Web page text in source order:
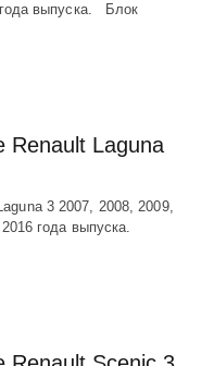
выпуска. Блок
Renault Laguna
3 2007, 2008, 2009,
года выпуска.